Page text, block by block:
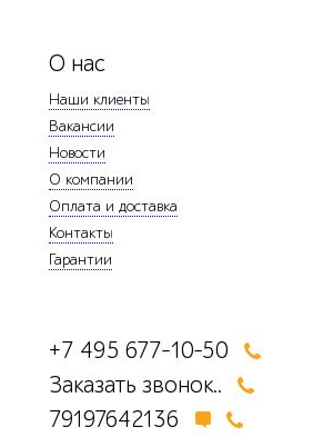
О нас
Наши клиенты
Вакансии
Новости
О компании
Оплата и доставка
Контакты
Гарантии
+7 495 677-10-50
Заказать звонок..
79197642136